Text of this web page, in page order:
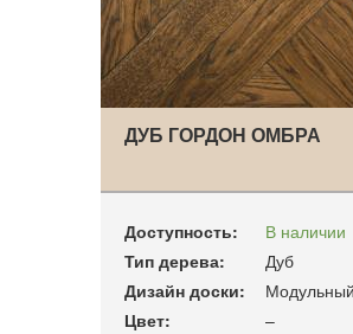
ДУБ ГОРДОН ОМБРА
Доступность:
В наличии
Тип дерева:
Дуб
Дизайн доски:
Цвет:
–